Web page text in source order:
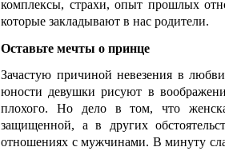
комплексы, страхи, опыт прошлых
которые закладывают в нас родители.
Оставьте мечты о принце
Зачастую причиной невезения в
юности девушки рисуют в
плохого. Но дело в том, что
защищенной, а в других
отношениях с мужчинами. В минуту